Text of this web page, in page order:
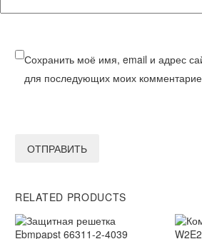
Сохранить моё имя, email и адрес
для последующих моих
ОТПРАВИТЬ
RELATED PRODUCTS